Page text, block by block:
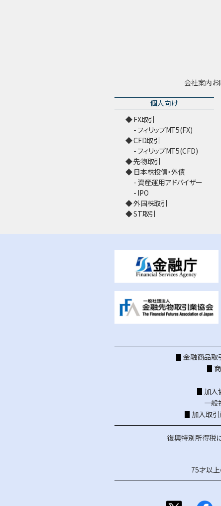
会社案内
個人向け
FX取引
フィリップMT5(FX)
CFD取引
フィリップMT5(CFD)
先物取引
日本株投信・外債
資産運用アドバイザー
IPO
外国株取引
ST取引
金融商品取
加入
一般
加入取
復興特別所得税
75才以